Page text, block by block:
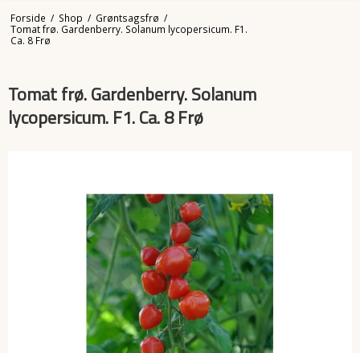
Forside / Shop / Grøntsagsfrø /
Tomat frø. Gardenberry. Solanum lycopersicum. F1.
Ca. 8 Frø
Tomat frø. Gardenberry. Solanum
lycopersicum. F1. Ca. 8 Frø